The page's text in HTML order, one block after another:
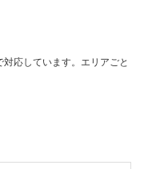
応しています。エリアごと